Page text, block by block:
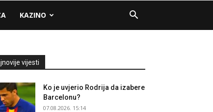
KAZINO
vijesti
Ko je uvjerio Rodrija da izabere
Barcelonu?
07.08.2026. 15:14